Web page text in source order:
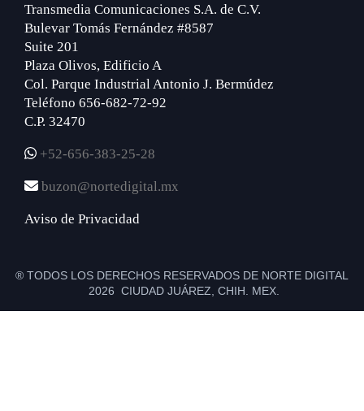
Transmedia Comunicaciones S.A. de C.V.
Bulevar Tomás Fernández #8587
Suite 201
Plaza Olivos, Edificio A
Col. Parque Industrial Antonio J. Bermúdez
Teléfono 656-682-72-92
C.P. 32470
+52-656-383-25-28
buzon@nortedigital.mx
Aviso de Privacidad
® TODOS LOS DERECHOS RESERVADOS DE NORTE DIGITAL
2026 CIUDAD JUÁREZ, CHIH. MEX.